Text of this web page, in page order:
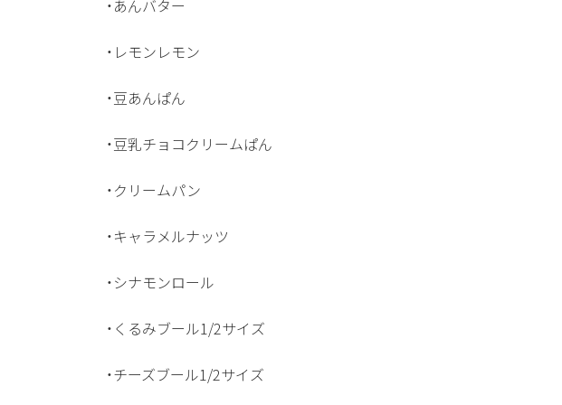
・あんバター
・レモンレモン
・豆あんぱん
・豆乳チョコクリームぱん
・クリームパン
・キャラメルナッツ
・シナモンロール
・くるみブール1/2サイズ
・チーズブール1/2サイズ